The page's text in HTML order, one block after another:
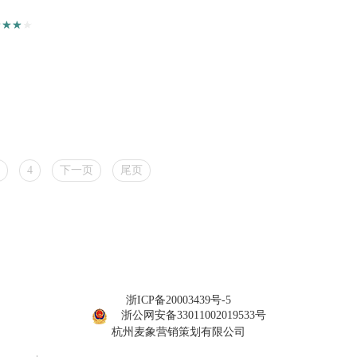
4 下一页 尾页
浙ICP备20003439号-5
浙公网安备33011002019533号
杭州麦象营销策划有限公司